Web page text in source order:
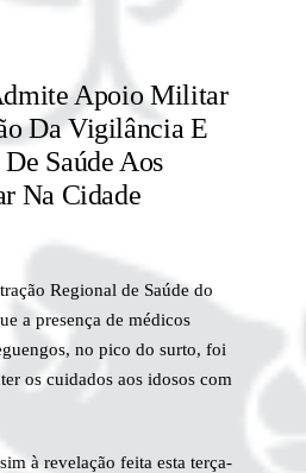
Apoio Militar
Da Vigilância E
Saúde Aos
Na Cidade
Regional de Saúde do
a presença de médicos
no pico do surto, foi
os cuidados aos idosos com
à revelação feita esta terça-